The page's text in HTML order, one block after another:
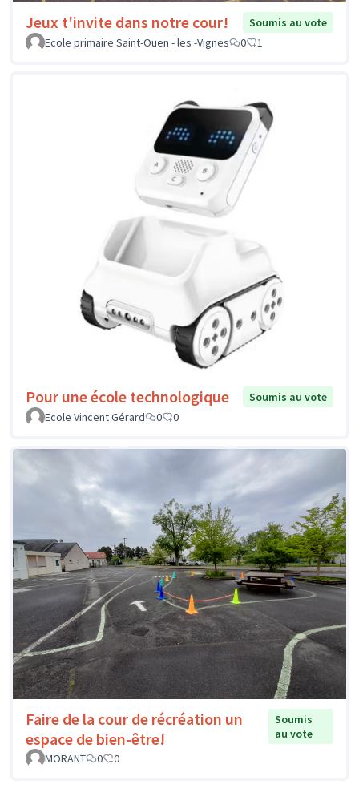
Jeux t'invite dans notre cour!
Soumis au vote
Ecole primaire Saint-Ouen - les -Vignes
0 1
Pour une école technologique
Soumis au vote
Ecole Vincent Gérard
0 0
Faire de la cour de récréation un
espace de bien-être!
Soumis
au vote
MORANT
0 0